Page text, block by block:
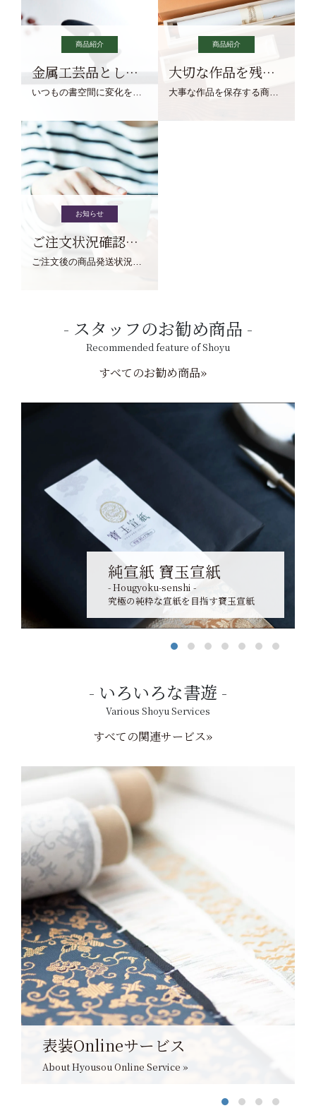
商品紹介
金属工芸品としての文鎮
商品紹介
大切な作品を残す作品保存商品
お知らせ
ご注文状況確認について
スタッフのお勧め商品
Recommended feature of Shoyu
すべてのお勧め商品»
純宣紙 寶玉宣紙
- Hougyoku-senshi -
究極の純粋な宣紙を目指す寶玉宣紙
いろいろな書遊
Various Shoyu Services
すべての関連サービス»
表装Onlineサービス
About Hyousou Online Service »